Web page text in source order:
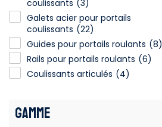
coulissants (3)
Galets acier pour portails
coulissants (22)
Guides pour portails roulants (8)
Rails pour portails roulants (6)
Coulissants articulés (4)
GAMME